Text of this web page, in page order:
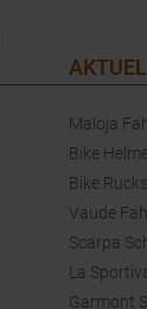
Maloja
Bike
Bike
Vaude
Scarpa
La
Garmont